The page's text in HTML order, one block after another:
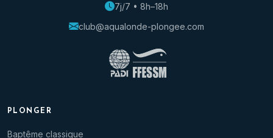
7j/7 • 8h–18h
club@aqualonde-plongee.com
PLONGER
Baptême classique